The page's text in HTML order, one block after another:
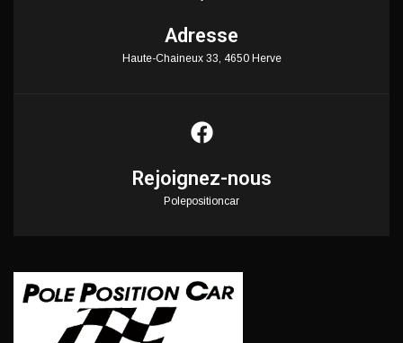
Adresse
Haute-Chaineux 33, 4650 Herve
Rejoignez-nous
Polepositioncar